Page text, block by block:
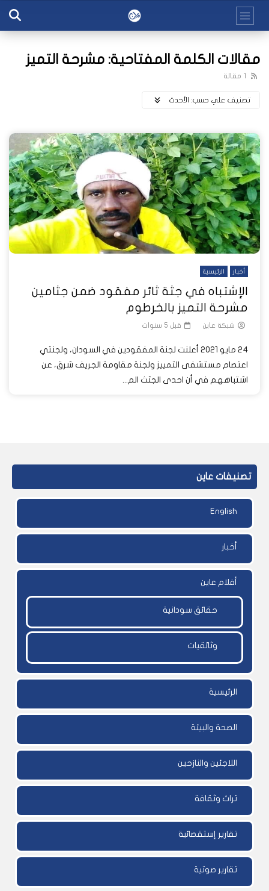
مقالات الكلمة المفتاحية: مشرحة التميز
1 مقالة
تصنيف علي حسب: اﻷحدث
أخبار الرئيسية
الإشتباه في جثة ثائر مفقود ضمن جثامين
مشرحة التميز بالخرطوم
شبكة عاين قبل 5 سنوات
24 مايو 2021 أعلنت لجنة المفقودين في السودان، ولجنتي
اعتصام مستشفى التمييز ولجنة مقاومة الجريف شرق، عن
اشتباههم في أن احدى الجثث الم...
تصنيفات عاين
English
أخبار
أفلام عاين
حقائق سودانية
وثائقيات
الرئيسية
الصحة والبيئة
اللاجئين والنازحين
تراث وثقافة
تقارير إستقصائية
تقارير صوتية